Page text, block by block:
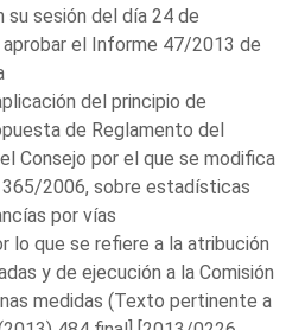
su sesión del día 24 de
el Informe 47/2013 de
del principio de
de Reglamento del
Consejo por el que se modifica
2006, sobre estadísticas
por vías
lo que se refiere a la atribución
y de ejecución a la Comisión
medidas (Texto pertinente a